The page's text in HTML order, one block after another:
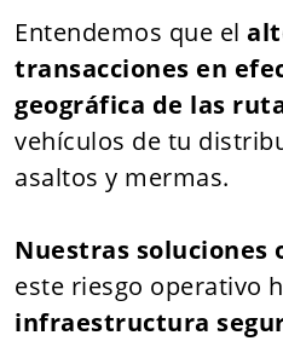
Entendemos que el
transacciones en
geográfica de las
vehículos de tu
asaltos y mermas.
Nuestras soluciones
este riesgo operativo
infraestructura